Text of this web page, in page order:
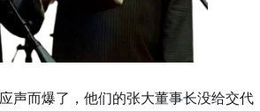
声而爆了，他们的张大董事长没给交代